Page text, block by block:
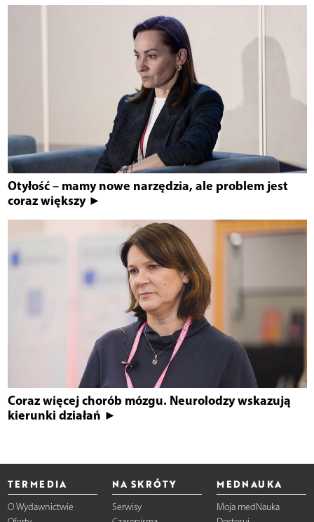
Otyłość – mamy nowe narzędzia, ale problem jest
coraz większy ►
Coraz więcej chorób mózgu. Neurolodzy wskazują
kierunki działań ►
TERMEDIA
O Wydawnictwie
NA SKRÓTY
Serwisy
MEDNAUKA
Moja medNauka